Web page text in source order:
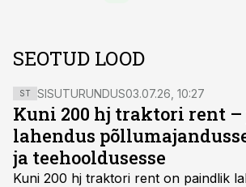
SEOTUD LOOD
ST SISUTURUNDUS03.07.26, 10:27
Kuni 200 hj traktori rent
lahendus
ja teehooldusesse
Kuni 200 hj traktori rent on paindlik